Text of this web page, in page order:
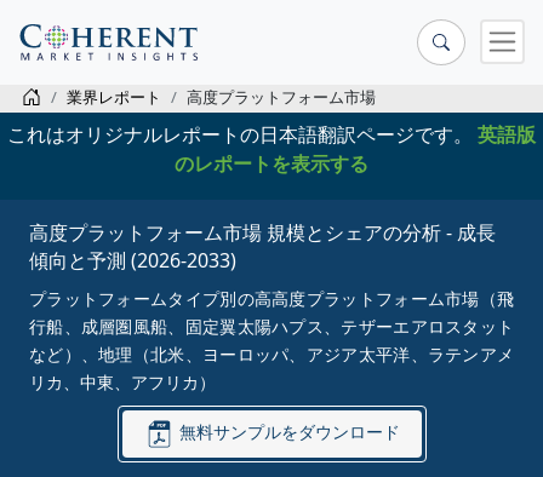
業界レポート 高度プラットフォーム市場
これはオリジナルレポートの日本語翻訳ページです。 英語版
のレポートを表示する
高度プラットフォーム市場 規模とシェアの分析 - 成長
傾向と予測 (2026-2033)
プラットフォームタイプ別の高高度プラットフォーム市場（飛
行船、成層圏風船、固定翼太陽ハプス、テザーエアロスタット
など）、地理（北米、ヨーロッパ、アジア太平洋、ラテンアメ
リカ、中東、アフリカ）
無料サンプルをダウンロード